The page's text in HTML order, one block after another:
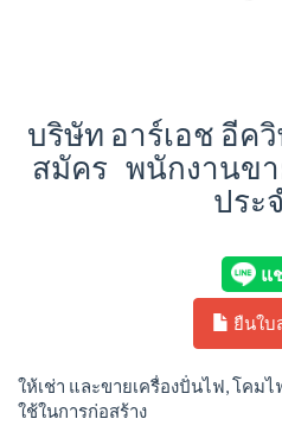
บริษัท อาร์เอช อีค
สมัคร พนักงานข
ประ
ยืนใบ
ให้เช่า และขายเครื่องปั่นไฟ, โคม
ใช้ในการก่อสร้าง